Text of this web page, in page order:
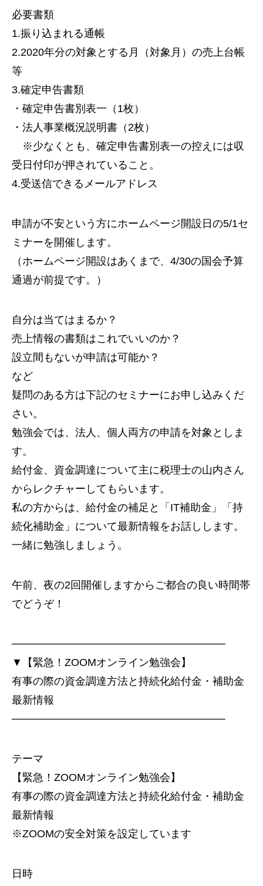
必要書類
1.振り込まれる通帳
2.2020年分の対象とする月（対象月）の売上台帳
等
3.確定申告書類
・確定申告書別表一（1枚）
・法人事業概況説明書（2枚）
※少なくとも、確定申告書別表一の控えには収
受日付印が押されていること。
4.受送信できるメールアドレス
申請が不安という方にホームページ開設日の5/1セ
ミナーを開催します。
（ホームページ開設はあくまで、4/30の国会予算
通過が前提です。）
自分は当てはまるか？
売上情報の書類はこれでいいのか？
設立間もないが申請は可能か？
など
疑問のある方は下記のセミナーにお申し込みくだ
さい。
勉強会では、法人、個人両方の申請を対象としま
す。
給付金、資金調達について主に税理士の山内さん
からレクチャーしてもらいます。
私の方からは、給付金の補足と「IT補助金」「持
続化補助金」について最新情報をお話しします。
一緒に勉強しましょう。
午前、夜の2回開催しますからご都合の良い時間帯
でどうぞ！
────────────────────────────
▼【緊急！ZOOMオンライン勉強会】
有事の際の資金調達方法と持続化給付金・補助金
最新情報
────────────────────────────
テーマ
【緊急！ZOOMオンライン勉強会】
有事の際の資金調達方法と持続化給付金・補助金
最新情報
※ZOOMの安全対策を設定しています
日時